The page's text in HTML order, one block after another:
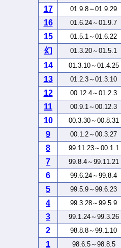
17 01.9.8～01.9.29
16 01.6.24～01.9.7
15 01.5.1～01.6.22
幻 01.3.20～01.5.1
14 01.3.10～01.4.25
13 01.2.3～01.3.10
12 00.12.4～01.2.3
11 00.9.1～00.12.3
10 00.3.30～00.8.31
9 00.1.2～00.3.27
8 99.11.23～00.1.1
7 99.8.4～99.11.21
6 99.6.24～99.8.4
5 99.5.9～99.6.23
4 99.3.28～99.5.9
3 99.1.24～99.3.26
2 98.8.8～99.1.10
1 98.6.5～98.8.5